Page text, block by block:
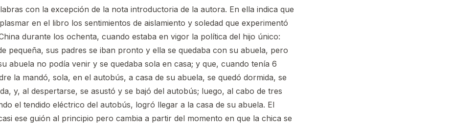
con la excepción de la nota introductoria de la autora. En ella indica que
en el libro los sentimientos de aislamiento y soledad que experimentó
durante los ochenta, cuando estaba en vigor la política del hijo único:
pequeña, sus padres se iban pronto y ella se quedaba con su abuela, pero
abuela no podía venir y se quedaba sola en casa; y que, cuando tenía 6
la mandó, sola, en el autobús, a casa de su abuela, se quedó dormida, se
y, al despertarse, se asustó y se bajó del autobús; luego, al cabo de tres
el tendido eléctrico del autobús, logró llegar a la casa de su abuela. El
ese guión al principio pero cambia a partir del momento en que la chica se